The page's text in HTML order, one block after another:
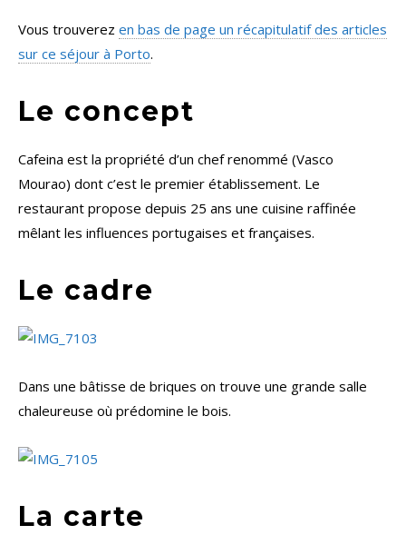
Vous trouverez en bas de page un récapitulatif des articles
sur ce séjour à Porto.
Le concept
Cafeina est la propriété d’un chef renommé (Vasco
Mourao) dont c’est le premier établissement. Le
restaurant propose depuis 25 ans une cuisine raffinée
mêlant les influences portugaises et françaises.
Le cadre
Dans une bâtisse de briques on trouve une grande salle
chaleureuse où prédomine le bois.
La carte